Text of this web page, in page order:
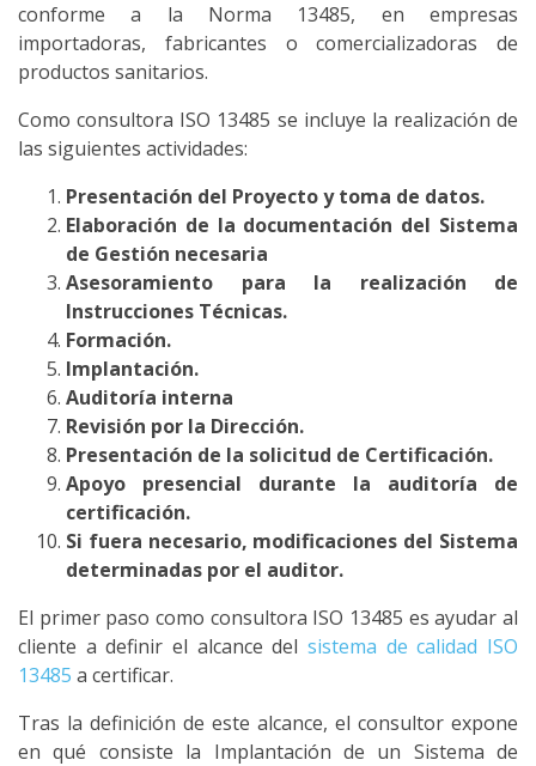
conforme a la Norma 13485, en empresas
importadoras, fabricantes o comercializadoras de
productos sanitarios.
Como consultora ISO 13485 se incluye la realización de
las siguientes actividades:
Presentación del Proyecto y toma de datos.
Elaboración de la documentación del Sistema
de Gestión necesaria
Asesoramiento para la realización de
Instrucciones Técnicas.
Formación.
Implantación.
Auditoría interna
Revisión por la Dirección.
Presentación de la solicitud de Certificación.
Apoyo presencial durante la auditoría de
certificación.
Si fuera necesario, modificaciones del Sistema
determinadas por el auditor.
El primer paso como consultora ISO 13485 es ayudar al
cliente a definir el alcance del sistema de calidad ISO
13485 a certificar.
Tras la definición de este alcance, el consultor expone
en qué consiste la Implantación de un Sistema de